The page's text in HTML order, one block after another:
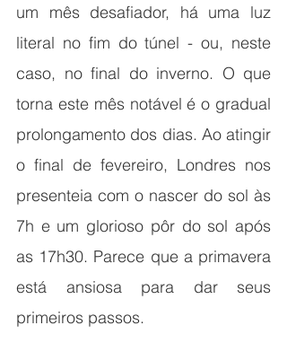
um mês desafiador, há uma luz
literal no fim do túnel - ou, neste
caso, no final do inverno. O que
torna este mês notável é o gradual
prolongamento dos dias. Ao atingir
o final de fevereiro, Londres nos
presenteia com o nascer do sol às
7h e um glorioso pôr do sol após
as 17h30. Parece que a primavera
está ansiosa para dar seus
primeiros passos.